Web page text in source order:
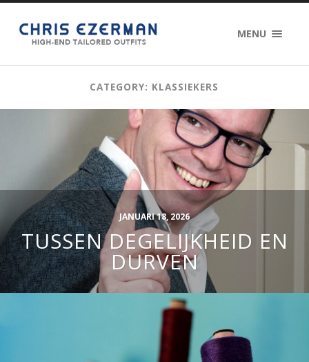
MENU
CATEGORY: KLASSIEKERS
JANUARI 18, 2026
TUSSEN DEGELIJKHEID EN
DURVEN